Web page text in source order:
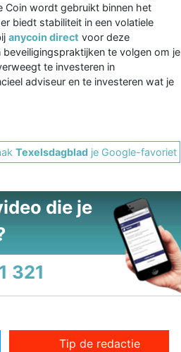
Coin wordt gebruikt binnen het
biedt stabiliteit in een volatiele
anycoin direct voor deze
te volgen om je
te investeren in
adviseur en te investeren wat je
Texelsdagblad je Google-favoriet
die je
321
Tip de redactie